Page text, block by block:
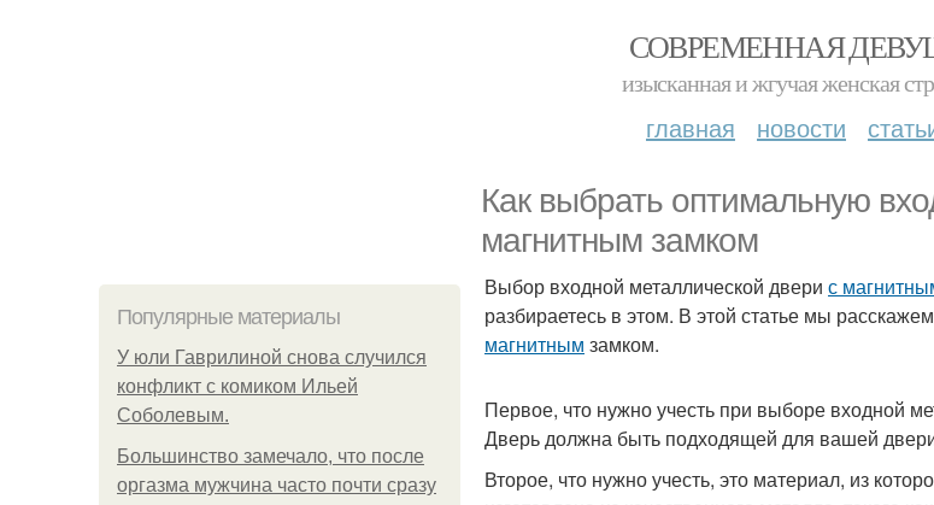
СОВРЕМЕННАЯ
изысканная и жгучая женская
главная новости
Как выбрать оптимальную
магнитным замком
Популярные материалы
У юли Гаврилиной снова случился
конфликт с комиком Ильей
Соболевым.
Большинство замечало, что после
оргазма мужчина часто почти сразу
Выбор входной металлической двери с
разбираетесь в этом. В этой статье мы
магнитным замком.
Первое, что нужно учесть при выборе входной
Дверь должна быть подходящей для вашей
Второе, что нужно учесть, это материал, из